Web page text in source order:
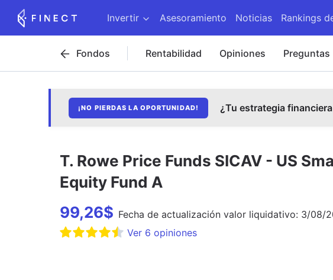
Invertir Asesoramiento Noticias Rankings
Fondos Rentabilidad Opiniones Preguntas
¡NO PIERDAS LA OPORTUNIDAD! ¿Tu estrategia
T. Rowe Price Funds SICAV - US
Equity Fund A
99,26$ Fecha de actualización valor liquidativo: 3/08/
Ver 6 opiniones